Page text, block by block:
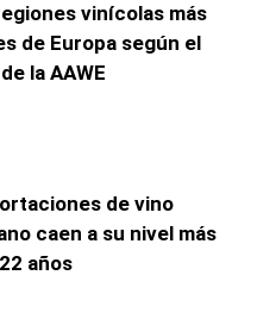
vinícolas más
de Europa según el
la AAWE
de vino
caen a su nivel más
años